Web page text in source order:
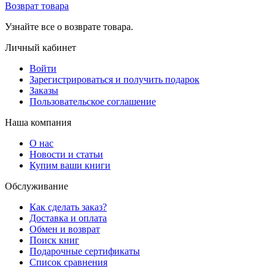
Возврат товара
Узнайте все о возврате товара.
Личный кабинет
Войти
Зарегистрироваться и получить подарок
Заказы
Пользовательское соглашение
Наша компания
О нас
Новости и статьи
Купим ваши книги
Обслуживание
Как сделать заказ?
Доставка и оплата
Обмен и возврат
Поиск книг
Подарочные сертификаты
Список сравнения